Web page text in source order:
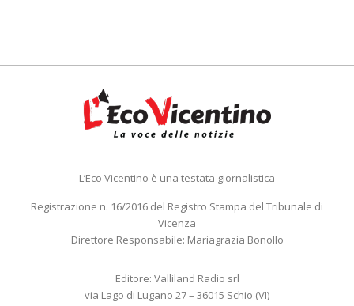
L’Eco Vicentino è una testata giornalistica
Registrazione n. 16/2016 del Registro Stampa del Tribunale di
Vicenza
Direttore Responsabile: Mariagrazia Bonollo
Editore: Valliland Radio srl
via Lago di Lugano 27 – 36015 Schio (VI)